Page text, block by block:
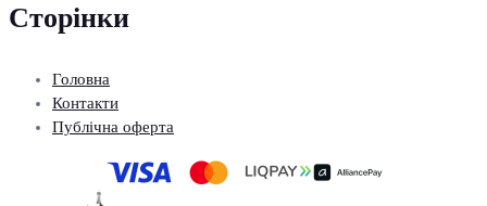
Сторінки
Головна
Контакти
Публічна оферта